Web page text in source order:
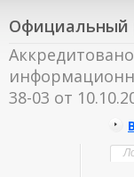
Официальный
38-03 от